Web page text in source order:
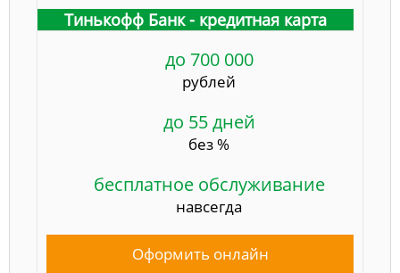
Тинькофф Банк - кредитная карта
до 700 000
рублей
до 55 дней
без %
бесплатное обслуживание
навсегда
Оформить онлайн